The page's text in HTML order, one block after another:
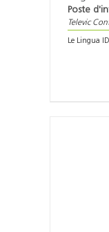
Poste
Televic
Le Lingua